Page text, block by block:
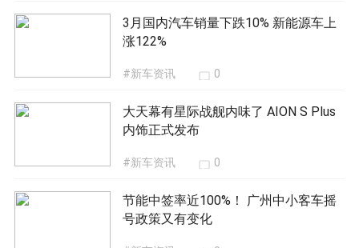
3月国内汽车销量下跌10% 新能源车上
涨122%
#新车资讯 0
大天幕有星际战舰内味了 AION S Plus
内饰正式发布
#新车资讯 0
节能中签率近100%！ 广州中小客车摇
号政策又有变化